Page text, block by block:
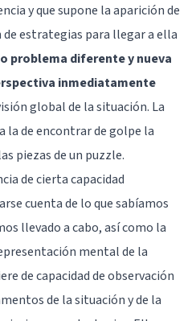
y que supone la aparición de
estrategias para llegar a ella
problema diferente y nueva
inmediatamente
global de la situación. La
la de encontrar de golpe la
piezas de un puzzle.
de cierta capacidad
cuenta de lo que sabíamos
llevado a cabo, así como la
mental de la
de capacidad de observación
de la situación y de la